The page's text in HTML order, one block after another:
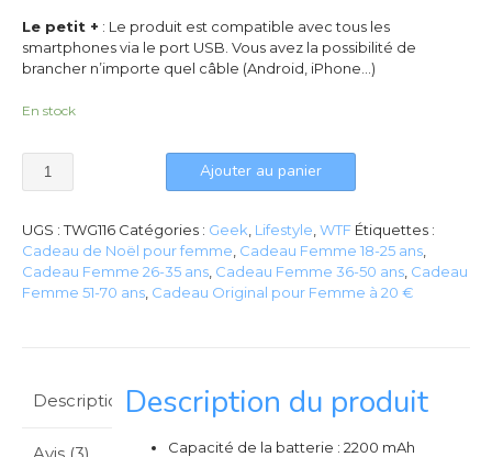
Le petit + : Le produit est compatible avec tous les
smartphones via le port USB. Vous avez la possibilité de
brancher n’importe quel câble (Android, iPhone…)
En stock
Ajouter au panier
UGS :TWG116 Catégories : Geek Lifestyle WTF Étiquettes :
Cadeau de Noël pour femme Cadeau Femme 18-25 ans
Cadeau Femme 26-35 ans Cadeau Femme 36-50 ans Cadeau
Femme 51-70 ans Cadeau Original pour Femme à 20 €
Description Description du produit
Capacité de la batterie : 2200 mAh